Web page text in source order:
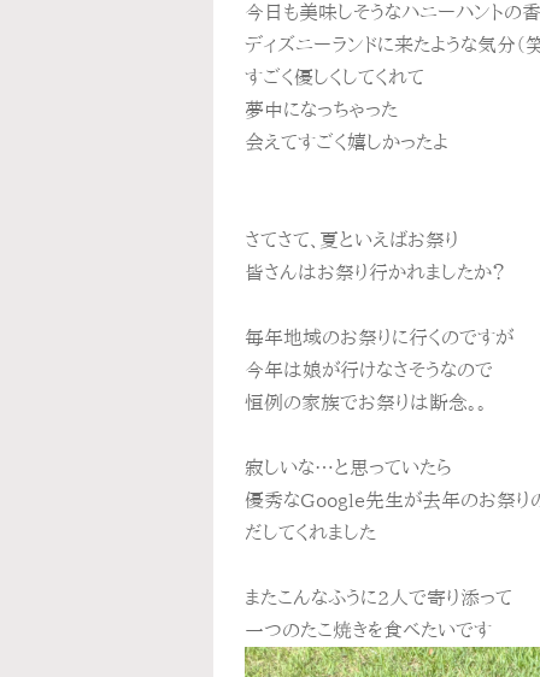
今日も美味しそうなハニーハントの
ディズニーランドに来たような気分（
すごく優しくしてくれて
夢中になっちゃった
会えてすごく嬉しかったよ
さてさて、夏といえばお祭り
皆さんはお祭り行かれましたか？
毎年地域のお祭りに行くのですが
今年は娘が行けなさそうなので
恒例の家族でお祭りは断念。。
寂しいな…と思っていたら
優秀なGoogle先生が去年のお祭り
だしてくれました
またこんなふうに2人で寄り添って
一つのたこ焼きを食べたいです